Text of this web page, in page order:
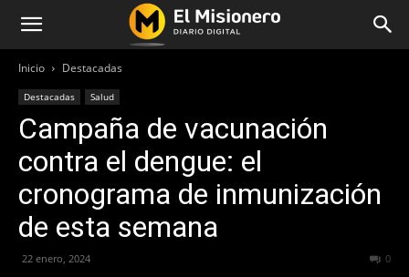
Inicio Destacadas
Destacadas Salud
Campaña de vacunación
contra el dengue: el
cronograma de inmunización
de esta semana
22 enero, 2024 0